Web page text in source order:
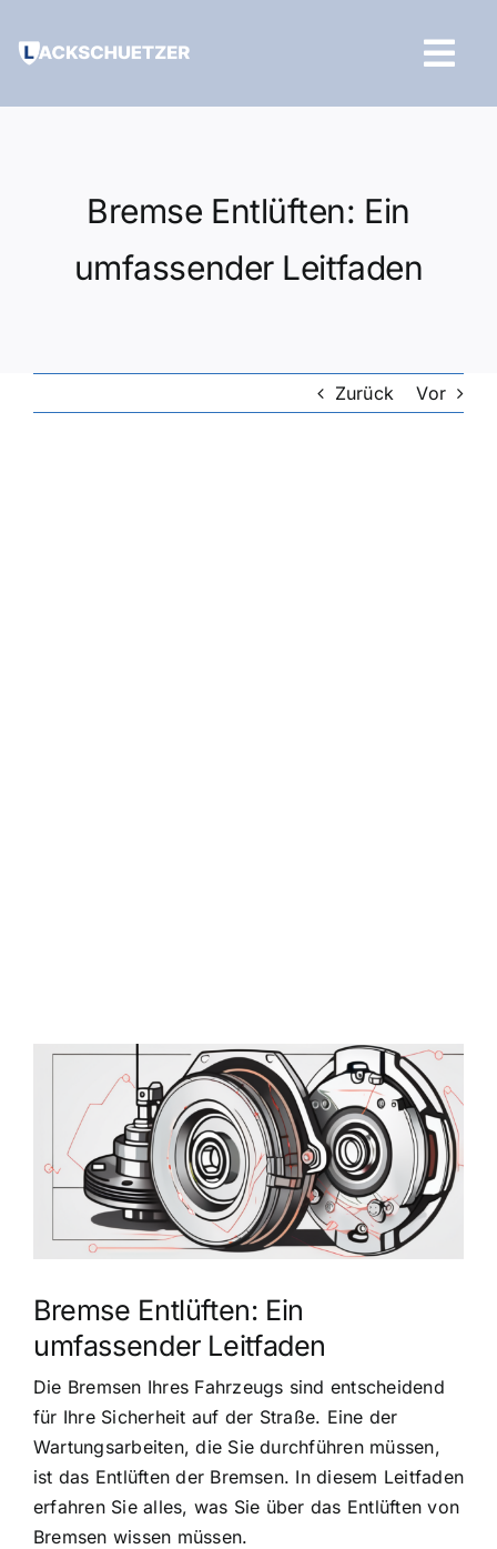
Inhalt
Bremse Entlüften: Ein
umfassender Leitfaden
Zurück Vor
Zeige
grösseres
Bremse Entlüften: Ein
umfassender Leitfaden
Die Bremsen Ihres Fahrzeugs sind entscheidend
für Ihre Sicherheit auf der Straße. Eine der
Wartungsarbeiten, die Sie durchführen müssen,
ist das Entlüften der Bremsen. In diesem Leitfaden
erfahren Sie alles, was Sie über das Entlüften von
Bremsen wissen müssen.